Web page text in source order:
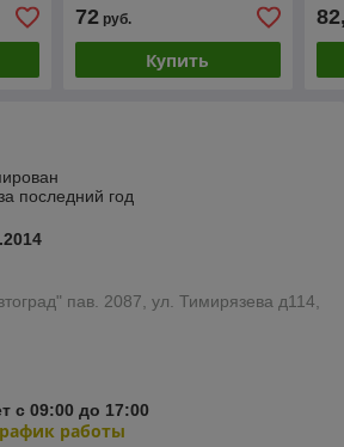
72руб.
Купить
последний год
пав. 2087, ул. Тимирязева д114,
с 09:00 до 17:00
работы